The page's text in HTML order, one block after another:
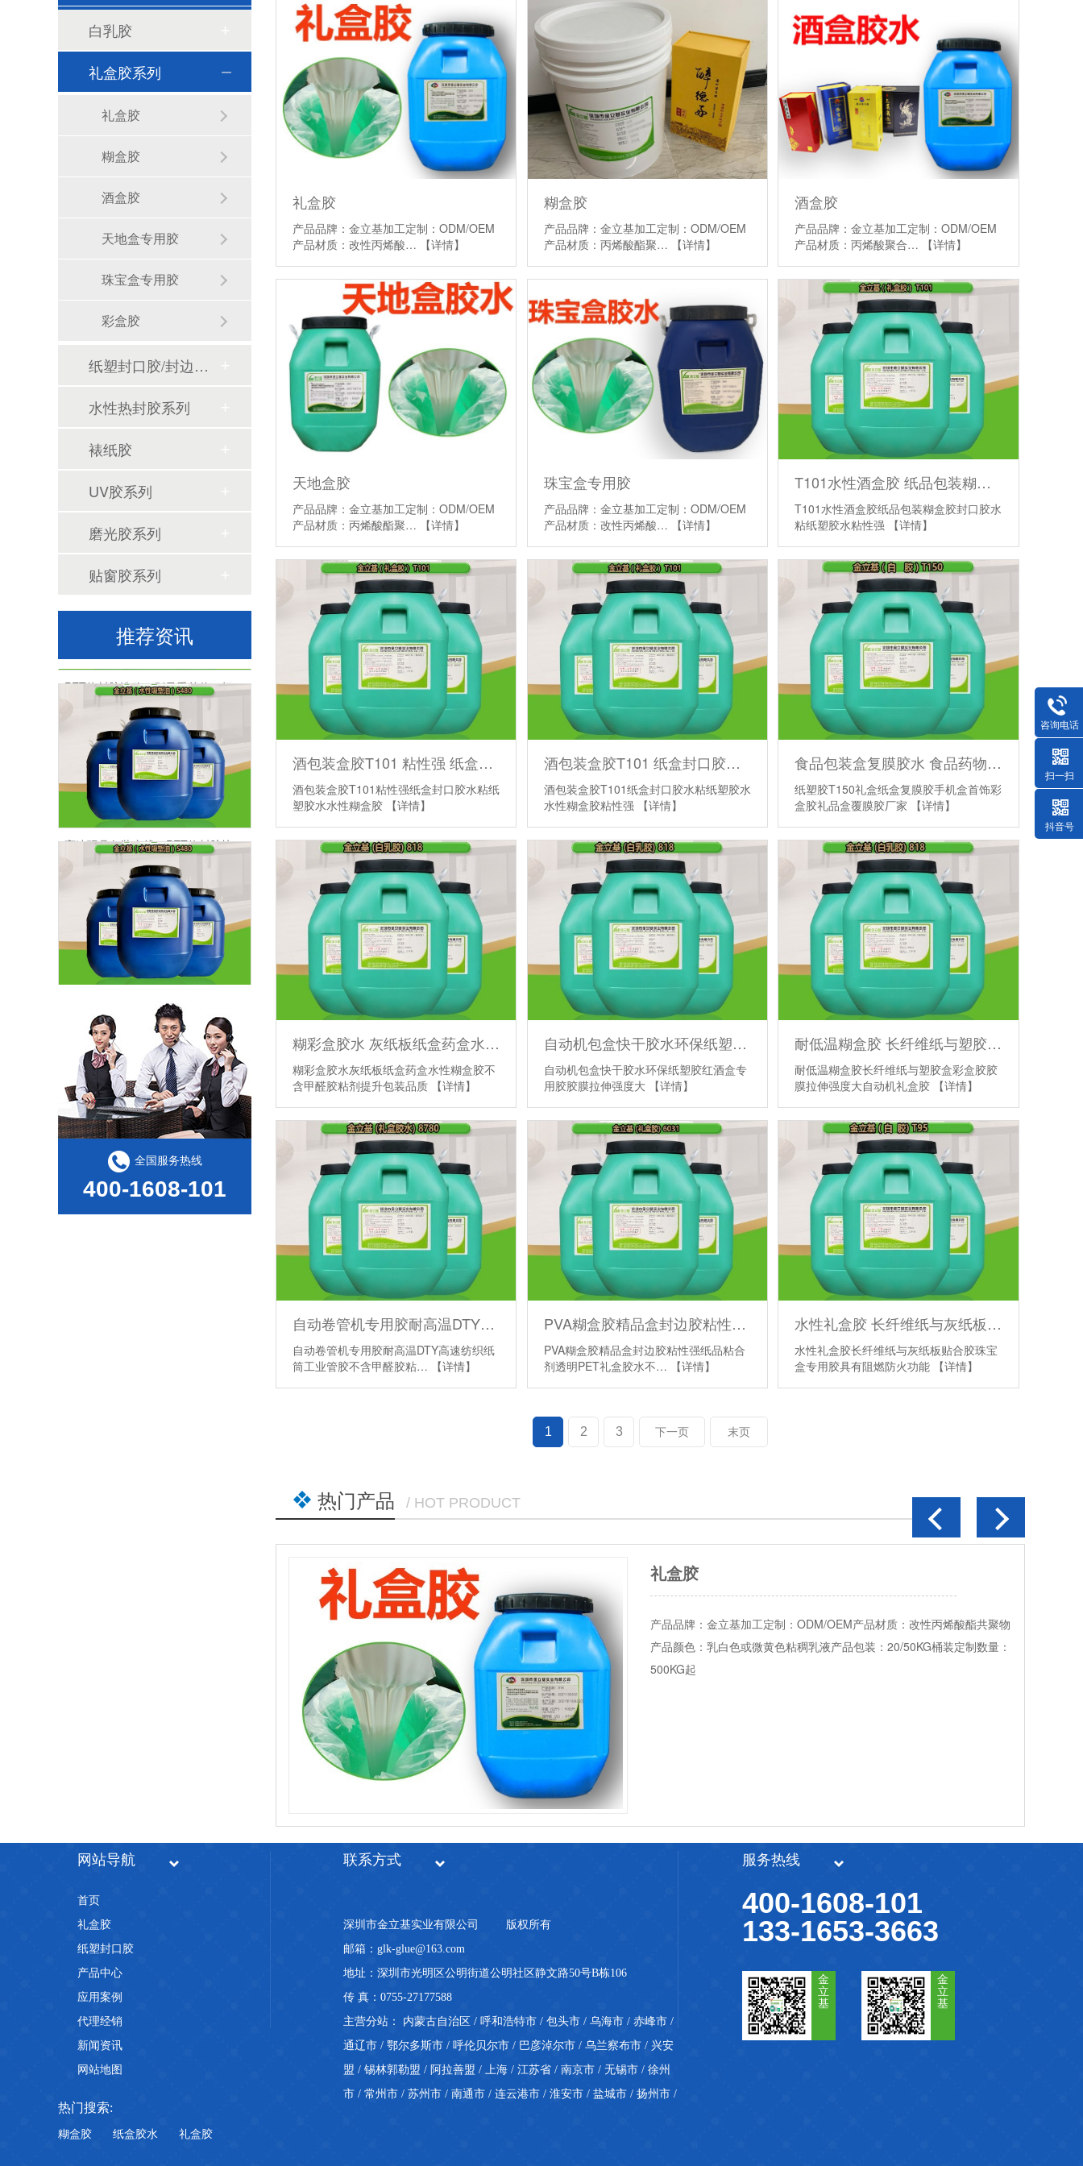
礼盒胶
产品品牌：金立基加工定制：ODM/OEM
产品材质：改性丙烯酸…
【详情】
糊盒胶
产品品牌：金立基加工定制：ODM/OEM
产品材质：丙烯酸酯聚…
【详情】
酒盒胶
产品品牌：金立基加工定制：ODM/OEM
产品材质：丙烯酸聚合…
【详情】
天地盒胶
产品品牌：金立基加工定制：ODM/OEM
产品材质：丙烯酸酯聚…
【详情】
珠宝盒专用胶
产品品牌：金立基加工定制：ODM/OEM
产品材质：改性丙烯酸…
【详情】
T101水性酒盒胶 纸品包装糊盒胶 封口胶水 粘纸塑胶水 粘性强
T101水性酒盒胶纸品包装糊盒胶封口胶水
粘纸塑胶水粘性强
【详情】
酒包装盒胶T101 粘性强 纸盒封口胶水粘纸塑胶水 水性糊盒胶
酒包装盒胶T101粘性强纸盒封口胶水粘纸
塑胶水水性糊盒胶 【详情】
酒包装盒胶T101 纸盒封口胶水粘纸塑胶水 水性糊盒胶 粘性强
酒包装盒胶T101纸盒封口胶水粘纸塑胶水
水性糊盒胶粘性强
【详情】
食品包装盒复膜胶水 食品药物烟酒儿童玩具工艺包装盒加工复膜胶
纸塑胶T150礼盒纸盒复膜胶手机盒首饰彩
盒胶礼品盒覆膜胶厂家
【详情】
糊彩盒胶水 灰纸板纸盒药盒水性糊盒胶不含甲醛胶粘剂提升包装品质
糊彩盒胶水灰纸板纸盒药盒水性糊盒胶不
含甲醛胶粘剂提升包装品质 【详情】
自动机包盒快干胶水环保纸塑胶 红酒盒专用胶胶膜拉伸强度大
自动机包盒快干胶水环保纸塑胶红酒盒专
用胶胶膜拉伸强度大
【详情】
耐低温糊盒胶 长纤维纸与塑胶盒彩盒胶 胶膜拉伸强度大 自动机礼盒胶
耐低温糊盒胶长纤维纸与塑胶盒彩盒胶胶
膜拉伸强度大自动机礼盒胶 【详情】
自动卷管机专用胶耐高温DTY高速纺织纸筒工业管胶不含甲醛胶粘剂
自动卷管机专用胶耐高温DTY高速纺织纸
筒工业管胶不含甲醛胶粘…
【详情】
PVA糊盒胶精品盒封边胶粘性强纸品粘合剂透明PET礼盒胶水不假粘
PVA糊盒胶精品盒封边胶粘性强纸品粘合
剂透明PET礼盒胶水不…
【详情】
水性礼盒胶 长纤维纸与灰纸板贴合胶珠宝盒专用胶 具有阻燃防火功能
水性礼盒胶长纤维纸与灰纸板贴合胶珠宝
盒专用胶具有阻燃防火功能 【详情】
1 2 3 下一页 末页
热门产品 / HOT PRODUCT
品牌：金立基加工定制：ODM/OEM产品材质：改性丙烯酸酯共聚物
颜色：乳白色或微黄色粘稠乳液产品包装：20/50KG桶装定制数量：
产品品牌：金立基加工定制：ODM/OEM产品材质：丙烯酸酯聚合物产品
颜色：微黄产品包装：20/50KG桶装定制数量：500KG起
白乳胶
礼盒胶系列
礼盒胶
糊盒胶
酒盒胶
天地盒专用胶
珠宝盒专用胶
彩盒胶
纸塑封口胶/封边胶系列
水性热封胶系列
裱纸胶
UV胶系列
磨光胶系列
贴窗胶系列
推荐资讯
PET热封胶选购，别只看单价，把握三大核心指标
拆解PET热封胶高返工率，油料选型是关键一环
全国服务热线
400-1608-101
网站导航
首页
礼盒胶
纸塑封口胶
产品中心
应用案例
代理经销
新闻资讯
网站地图
联系方式
深圳市金立基实业有限公司
版权所有
邮箱：glk-glue@163.com
地址：深圳市光明区公明街道公明社区静文路50号B栋106
传 真：0755-27177588
主营分站： 内蒙古自治区 / 呼和浩特市 / 包头市 / 乌海市 / 赤峰市 /
通辽市 / 鄂尔多斯市 / 呼伦贝尔市 / 巴彦淖尔市 / 乌兰察布市 / 兴安
盟 / 锡林郭勒盟 / 阿拉善盟 / 上海 / 江苏省 / 南京市 / 无锡市 / 徐州
市 / 常州市 / 苏州市 / 南通市 / 连云港市 / 淮安市 / 盐城市 / 扬州市 /
服务热线
400-1608-101
133-1653-3663
金
立
基
金
立
基
热门搜索:
糊盒胶 纸盒胶水 礼盒胶
咨询电话
扫一扫
抖音号